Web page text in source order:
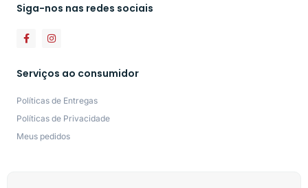
Siga-nos nas redes sociais
Serviços ao consumidor
Políticas de Entregas
Políticas de Privacidade
Meus pedidos